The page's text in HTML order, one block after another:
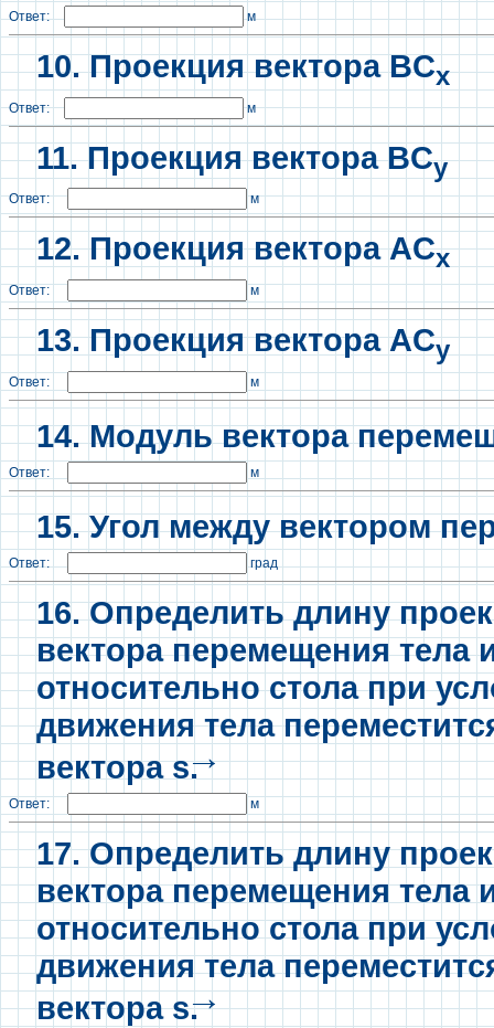
Ответ: м
10. Проекция вектора BCx
Ответ: м
11. Проекция вектора BCy
Ответ: м
12. Проекция вектора ACx
Ответ: м
13.Проекция вектора ACy
Ответ: м
14. Модуль вектора
Ответ: м
15. Угол между вектором
Ответ: град
16. Определить длину
вектора перемещения тела
относительно стола при
движения тела
вектора s.→
Ответ: м
17. Определить длину
вектора перемещения тела
относительно стола при
движения тела
вектора s.→